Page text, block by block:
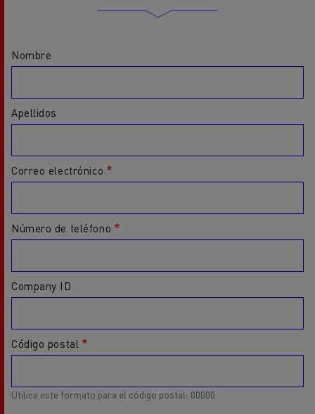
Nombre
Apellidos
Correo electrónico
Número de teléfono
Company ID
Código postal
Utilice este formato para el código postal: 00000